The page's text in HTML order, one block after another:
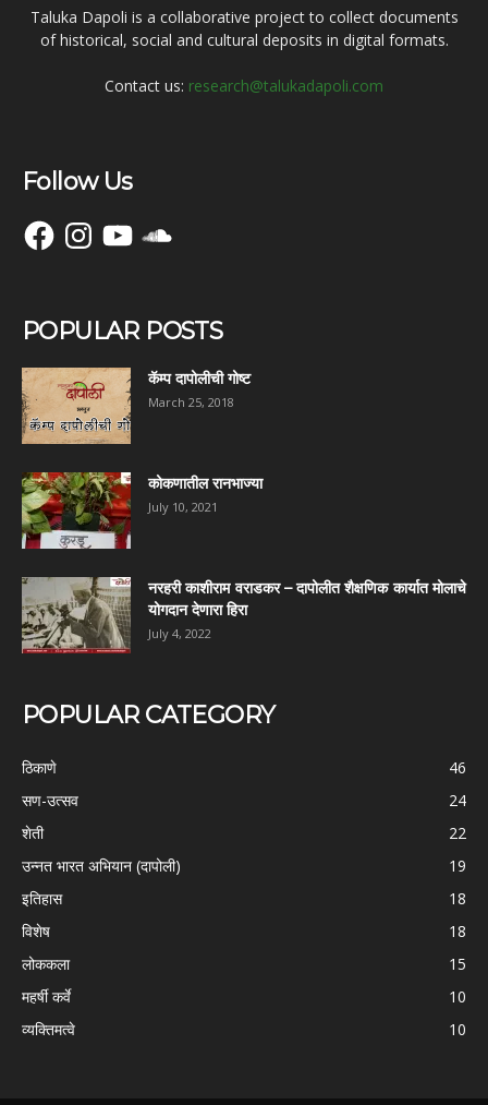
Taluka Dapoli is a collaborative project to collect documents
of historical, social and cultural deposits in digital formats.
Contact us: research@talukadapoli.com
Follow Us
FacebookInstagramYouTubeSoundCloud
POPULAR POSTS
कॅम्प दापोलीची गोष्ट
March 25, 2018
कोकणातील रानभाज्या
July 10, 2021
नरहरी काशीराम वराडकर – दापोलीत शैक्षणिक कार्यात मोलाचे
योगदान देणारा हिरा
July 4, 2022
POPULAR CATEGORY
ठिकाणे
46
सण-उत्सव
24
शेती
22
उन्नत भारत अभियान (दापोली)
19
इतिहास
18
विशेष
18
लोककला
15
महर्षी कर्वे
10
व्यक्तिमत्वे
10